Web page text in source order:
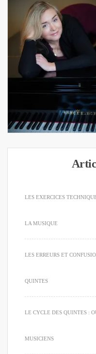
LES EXERCICES
LA MUSIQUE
LES ERREURS ET
QUINTES
LE CYCLE DES QUINTES :
MUSICIENS